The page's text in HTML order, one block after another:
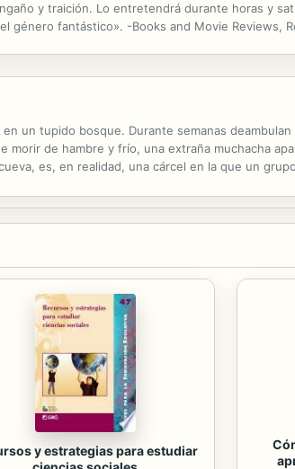
y traición. Lo entretendrá durante horas y
fantástico». -Books and Movie Reviews,
un tupido bosque. Durante semanas
morir de hambre y frío, una extraña muchacha
es, en realidad, una cárcel en la que un
y estrategias para estudiar